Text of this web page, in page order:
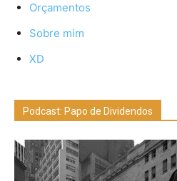
Orçamentos
Sobre mim
XD
Podcast: Papo de Dividendos